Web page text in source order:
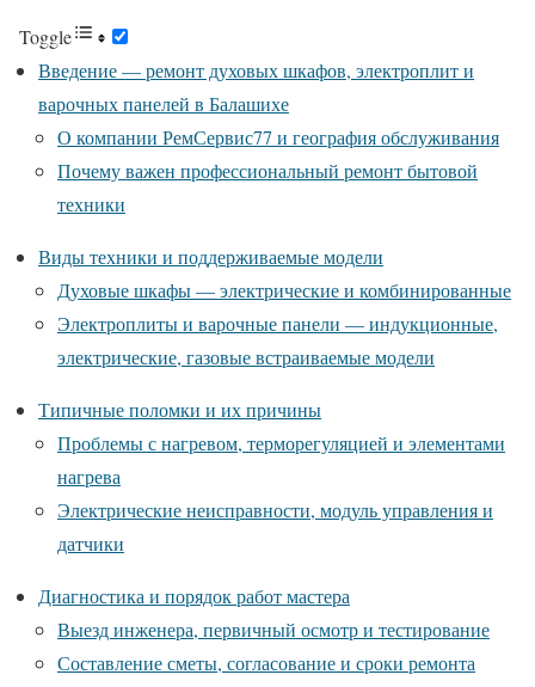
Toggle
Введение — ремонт духовых шкафов, электроплит и
варочных панелей в Балашихе
О компании РемСервис77 и география обслуживания
Почему важен профессиональный ремонт бытовой
техники
Виды техники и поддерживаемые модели
Духовые шкафы — электрические и комбинированные
Электроплиты и варочные панели — индукционные,
электрические, газовые встраиваемые модели
Типичные поломки и их причины
Проблемы с нагревом, терморегуляцией и элементами
нагрева
Электрические неисправности, модуль управления и
датчики
Диагностика и порядок работ мастера
Выезд инженера, первичный осмотр и тестирование
Составление сметы, согласование и сроки ремонта